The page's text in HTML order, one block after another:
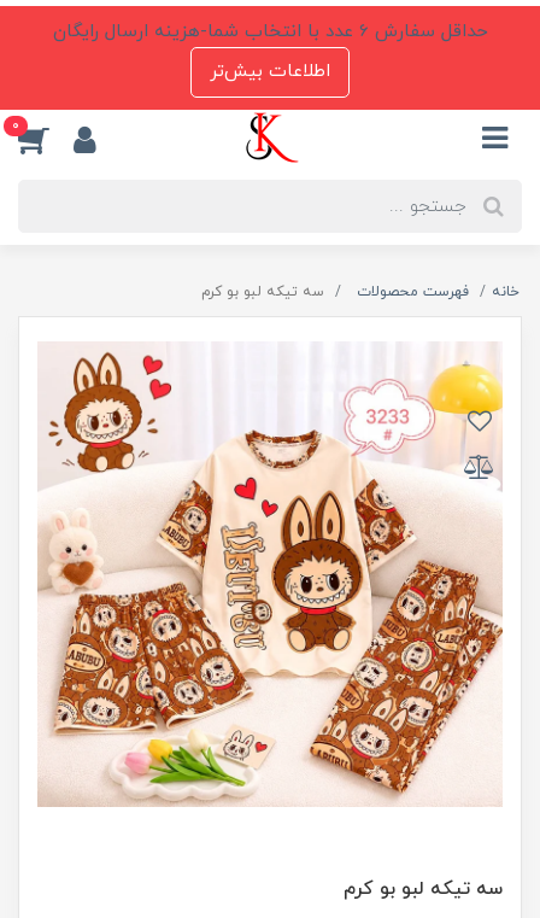
حداقل سفارش 6 عدد با انتخاب شما-هزینه ارسال رایگان
اطلاعات بیش‌تر
0
خانه فهرست محصولات سه تیکه لبو بو کرم
سه تیکه لبو بو کرم